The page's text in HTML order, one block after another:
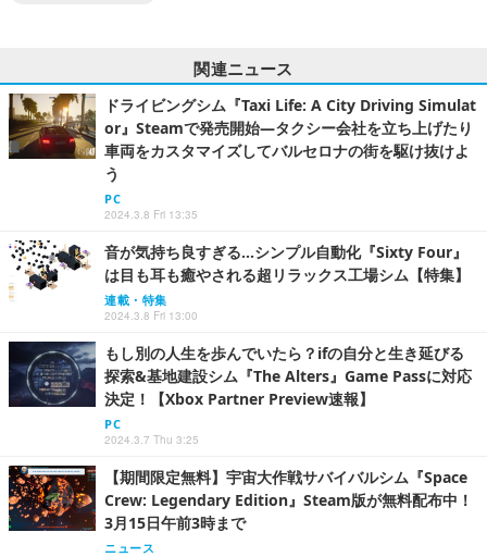
関連ニュース
ドライビングシム『Taxi Life: A City Driving Simulat
or』Steamで発売開始―タクシー会社を立ち上げたり
車両をカスタマイズしてバルセロナの街を駆け抜けよ
う
PC
2024.3.8 Fri 13:35
音が気持ち良すぎる…シンプル自動化『Sixty Four』
は目も耳も癒やされる超リラックス工場シム【特集】
連載・特集
2024.3.8 Fri 13:00
もし別の人生を歩んでいたら？ifの自分と生き延びる
探索&基地建設シム『The Alters』Game Passに対応
決定！【Xbox Partner Preview速報】
PC
2024.3.7 Thu 3:25
【期間限定無料】宇宙大作戦サバイバルシム『Space
Crew: Legendary Edition』Steam版が無料配布中！
3月15日午前3時まで
ニュース